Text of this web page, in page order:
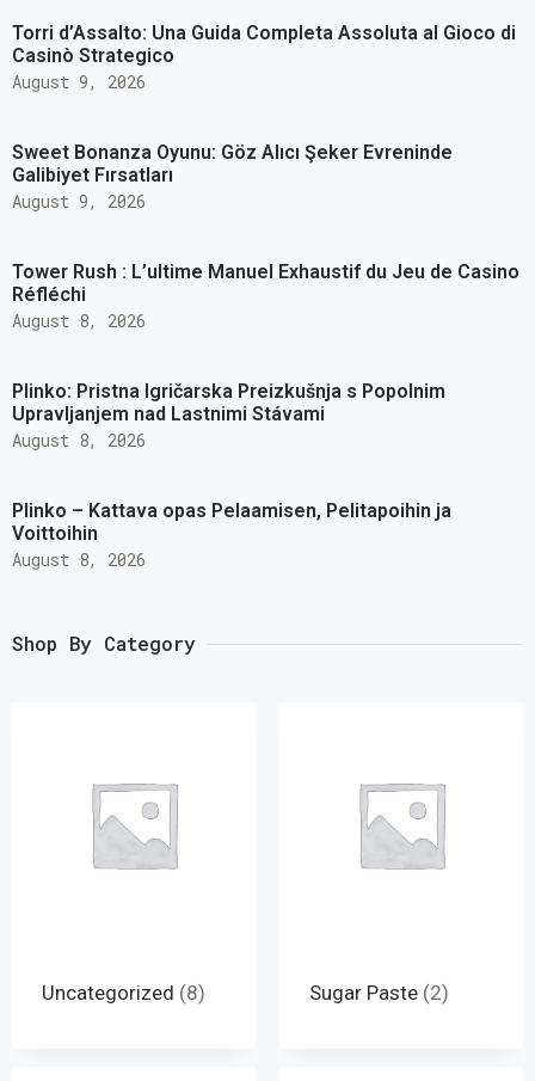
Torri d’Assalto: Una Guida Completa Assoluta al Gioco di
Casinò Strategico
August 9, 2026
Sweet Bonanza Oyunu: Göz Alıcı Şeker Evreninde
Galibiyet Fırsatları
August 9, 2026
Tower Rush : L’ultime Manuel Exhaustif du Jeu de Casino
Réfléchi
August 8, 2026
Plinko: Pristna Igričarska Preizkušnja s Popolnim
Upravljanjem nad Lastnimi Stávami
August 8, 2026
Plinko – Kattava opas Pelaamisen, Pelitapoihin ja
Voittoihin
August 8, 2026
Shop By Category
Uncategorized (8) Sugar Paste (2)